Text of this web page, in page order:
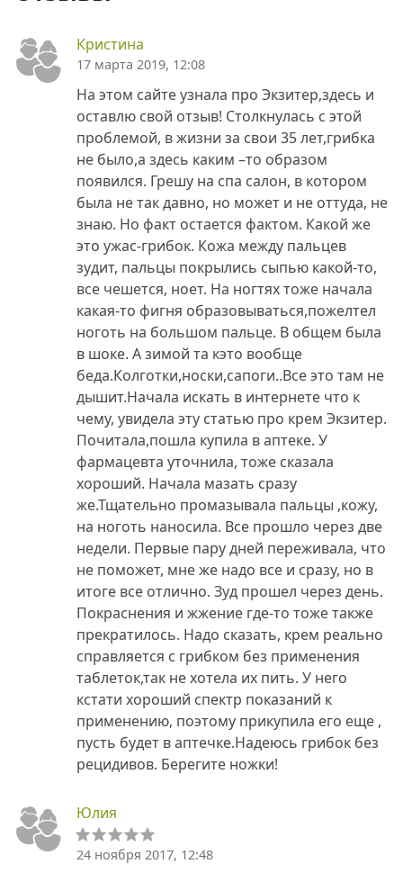
Кристина
17 марта 2019, 12:08
На этом сайте узнала про Экзитер,здесь и
оставлю свой отзыв! Столкнулась с этой
проблемой, в жизни за свои 35 лет,грибка
не было,а здесь каким –то образом
появился. Грешу на спа салон, в котором
была не так давно, но может и не оттуда, не
знаю. Но факт остается фактом. Какой же
это ужас-грибок. Кожа между пальцев
зудит, пальцы покрылись сыпью какой-то,
все чешется, ноет. На ногтях тоже начала
какая-то фигня образовываться,пожелтел
ноготь на большом пальце. В общем была
в шоке. А зимой та кэто вообще
беда.Колготки,носки,сапоги..Все это там не
дышит.Начала искать в интернете что к
чему, увидела эту статью про крем Экзитер.
Почитала,пошла купила в аптеке. У
фармацевта уточнила, тоже сказала
хороший. Начала мазать сразу
же.Тщательно промазывала пальцы ,кожу,
на ноготь наносила. Все прошло через две
недели. Первые пару дней переживала, что
не поможет, мне же надо все и сразу, но в
итоге все отлично. Зуд прошел через день.
Покраснения и жжение где-то тоже также
прекратилось. Надо сказать, крем реально
справляется с грибком без применения
таблеток,так не хотела их пить. У него
кстати хороший спектр показаний к
применению, поэтому прикупила его еще ,
пусть будет в аптечке.Надеюсь грибок без
рецидивов. Берегите ножки!
Юлия
24 ноября 2017, 12:48